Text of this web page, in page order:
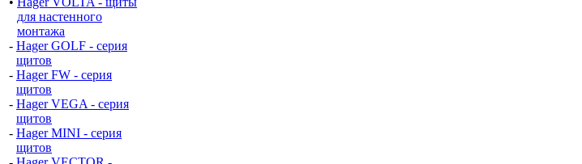
для настенного
монтажа
- Hager GOLF - серия
щитов
- Hager FW - серия
щитов
- Hager VEGA - серия
щитов
- Hager MINI - серия
щитов